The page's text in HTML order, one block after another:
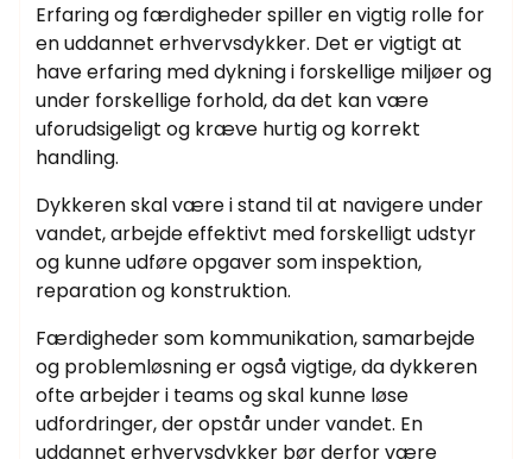
Erfaring og færdigheder spiller en vigtig rolle for
en uddannet erhvervsdykker. Det er vigtigt at
have erfaring med dykning i forskellige miljøer og
under forskellige forhold, da det kan være
uforudsigeligt og kræve hurtig og korrekt
handling.
Dykkeren skal være i stand til at navigere under
vandet, arbejde effektivt med forskelligt udstyr
og kunne udføre opgaver som inspektion,
reparation og konstruktion.
Færdigheder som kommunikation, samarbejde
og problemløsning er også vigtige, da dykkeren
ofte arbejder i teams og skal kunne løse
udfordringer, der opstår under vandet. En
uddannet erhvervsdykker bør derfor være